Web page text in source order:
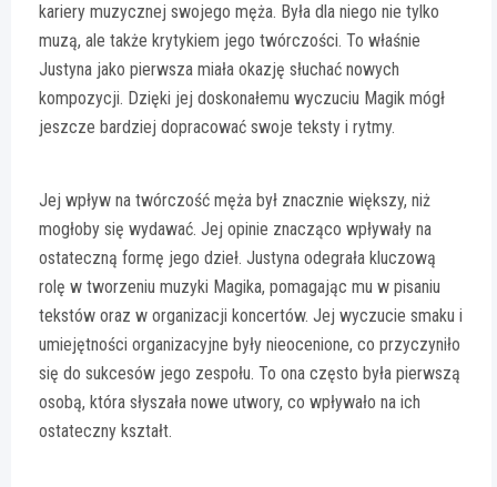
kariery muzycznej swojego męża. Była dla niego nie tylko
muzą, ale także krytykiem jego twórczości. To właśnie
Justyna jako pierwsza miała okazję słuchać nowych
kompozycji. Dzięki jej doskonałemu wyczuciu Magik mógł
jeszcze bardziej dopracować swoje teksty i rytmy.
Jej wpływ na twórczość męża był znacznie większy, niż
mogłoby się wydawać. Jej opinie znacząco wpływały na
ostateczną formę jego dzieł. Justyna odegrała kluczową
rolę w tworzeniu muzyki Magika, pomagając mu w pisaniu
tekstów oraz w organizacji koncertów. Jej wyczucie smaku i
umiejętności organizacyjne były nieocenione, co przyczyniło
się do sukcesów jego zespołu. To ona często była pierwszą
osobą, która słyszała nowe utwory, co wpływało na ich
ostateczny kształt.